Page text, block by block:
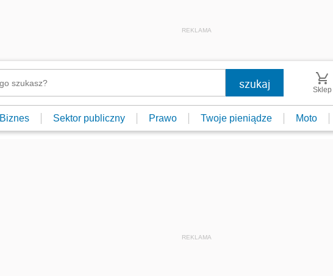
REKLAMA
Sklep
Biznes Sektor publiczny Prawo Twoje pieniądze Moto